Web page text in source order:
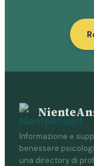
Informazione e
benessere
una directory di